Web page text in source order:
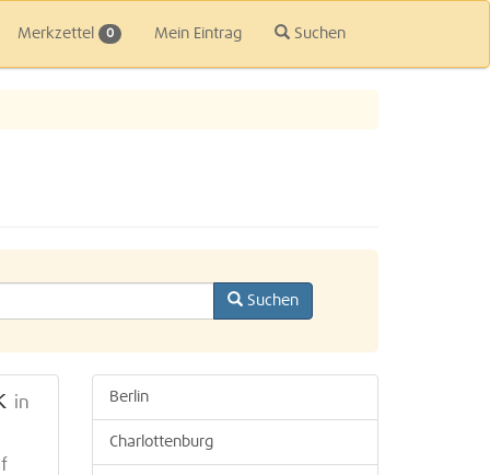
Merkzettel 0 Mein Eintrag Suchen
Suchen
in
Berlin
Charlottenburg